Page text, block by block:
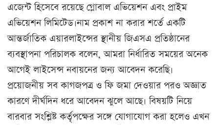
এজেন্ট হিসেবে রয়েছে গ্লোবাল এভিয়েশন এবং প্রাইম
এভিয়েশন লিমিটেড।নাম প্রকাশ না করার শর্তে একটি
আন্তর্জাতিক এয়ারলাইন্সের স্থানীয় জিএসএ প্রতিষ্ঠানের
ব্যবস্থাপনা পরিচালক বলেন, আমরা নির্ধারিত সময়ের অনেক
আগেই লাইসেন্স নবায়নের জন্য আবেদন করেছি।
প্রয়োজনীয় সব কাগজপত্র ও ফি জমা দেওয়ার পরও অজ্ঞাত
কারণে দীর্ঘদিন ধরে আবেদন ঝুলে আছে। বিষয়টি নিয়ে
বারবার সংশ্লিষ্ট কর্তৃপক্ষের সঙ্গে যোগাযোগ করা হলেও এখন